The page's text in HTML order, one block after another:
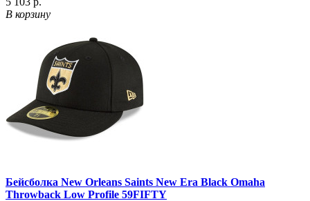
В корзину
Бейсболка New Orleans Saints New Era Black Omaha
Throwback Low Profile 59FIFTY